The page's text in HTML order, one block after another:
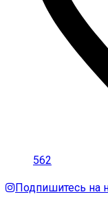
562
Подпишитесь на